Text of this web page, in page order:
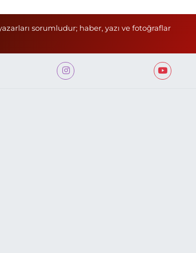
sorumludur; haber, yazı ve fotoğraflar